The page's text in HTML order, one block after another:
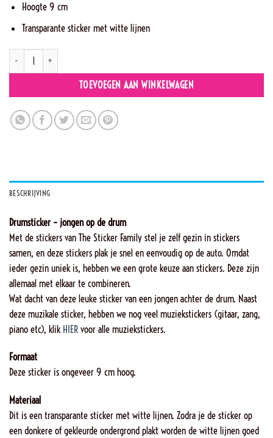
Hoogte 9 cm
Transparante sticker met witte lijnen
OB12 - Jorrit op de drum aantal
TOEVOEGEN AAN WINKELWAGEN
BESCHRIJVING
Drumsticker – jongen op de drum
Met de stickers van The Sticker Family stel je zelf gezin in stickers
samen, en deze stickers plak je snel en eenvoudig op de auto. Omdat
ieder gezin uniek is, hebben we een grote keuze aan stickers. Deze zijn
allemaal met elkaar te combineren.
Wat dacht van deze leuke sticker van een jongen achter de drum. Naast
deze muzikale sticker, hebben we nog veel muziekstickers (gitaar, zang,
piano etc), klik HIER voor alle muziekstickers.
Formaat
Deze sticker is ongeveer 9 cm hoog.
Materiaal
Dit is een transparante sticker met witte lijnen. Zodra je de sticker op
een donkere of gekleurde ondergrond plakt worden de witte lijnen goed